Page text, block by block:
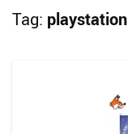
Tag: playstation